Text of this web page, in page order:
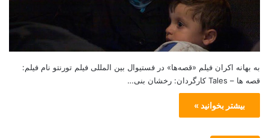
به بهانه اکران فیلم «قصه‌ها» در فستیوال بین المللی فیلم تورنتو نام فیلم:
قصه ها – Tales کارگردان: رخشان بنی…
بیشتر بخوانید »